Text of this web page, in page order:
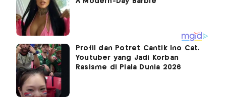
Profil dan Potret Cantik Ino Cat,
Youtuber yang Jadi Korban
Rasisme di Piala Dunia 2026